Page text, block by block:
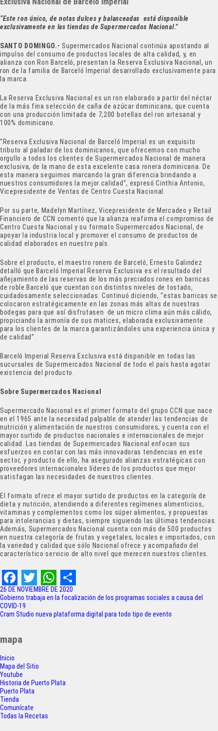
“Este ron único, de notas dulces y balanceadas está disponible
exclusivamente en las tiendas de Supermercados Nacional.”
SANTO DOMINGO.- Supermercados Nacional continúa apostando al
impulso del consumo de productos locales de alta calidad, y, en
alianza con Ron Barceló, presentan la Reserva Exclusiva Nacional, un
ron de la familia de Barceló Imperial desarrollado exclusivamente para
la marca.
La Reserva Exclusiva Nacional es un ron elaborado a partir del néctar
de la más fina selección de caña de azúcar dominicana, que cuenta
con una producción limitada de 7,200 botellas del ron artesanal y
100% dominicano.
“Reserva Exclusiva Nacional de Barceló Imperial es un exquisito
tributo al paladar de los dominicanos, que ofrecemos con mucho
orgullo a todos los clientes de Supermercados Nacional de manera
exclusiva, de la mano de esta excelente casa ronera dominicana. De
esta manera seguimos marcando la gran diferencia brindando a
nuestros consumidores la mejor calidad”, expresó Cinthia Antonio,
Vicepresidente de Ventas de Centro Cuesta Nacional.
Por su parte, Madelyn Martínez, Vicepresidente de Mercadeo y Retail
Financiero de CCN comentó que la alianza reafirma el compromiso de
Centro Cuesta Nacional y su formato Supermercados Nacional, de
apoyar la industria local y promover el consumo de productos de
calidad elaborados en nuestro país.
Sobre el producto, el maestro ronero de Barceló, Ernesto Galindez
detalló que Barceló Imperial Reserva Exclusiva es el resultado del
añejamiento de las reservas de los más preciados rones en barricas
de roble Barceló que cuentan con distintos niveles de tostado,
cuidadosamente seleccionadas. Continuó diciendo, “estas barricas se
colocaron estratégicamente en las zonas más altas de nuestras
bodegas para que así disfrutasen de un micro clima aún más cálido,
propiciando la armonía de sus matices, elaborada exclusivamente
para los clientes de la marca garantizándoles una experiencia única y
de calidad”.
Barceló Imperial Reserva Exclusiva está disponible en todas las
sucursales de Supermercados Nacional de todo el país hasta agotar
existencia del producto.
Sobre Supermercados Nacional
Supermercado Nacional es el primer formato del grupo CCN que nace
en el 1965 ante la necesidad palpable de atender las tendencias de
nutrición y alimentación de nuestros consumidores, y cuenta con el
mayor surtido de productos nacionales e internacionales de mejor
calidad. Las tiendas de Supermercados Nacional enfocan sus
esfuerzos en contar con las más innovadoras tendencias en este
sector, y producto de ello, ha asegurado alianzas estratégicas con
proveedores internacionales líderes de los productos que mejor
satisfagan las necesidades de nuestros clientes.
El formato ofrece el mayor surtido de productos en la categoría de
dieta y nutrición, atendiendo a diferentes regímenes alimenticios,
vitaminas y complementos como los súper alimentos, y propuestas
para intolerancias y dietas, siempre siguiendo las últimas tendencias.
Además, Supermercados Nacional cuenta con más de 500 productos
en nuestra categoría de frutas y vegetales, locales e importados, con
la variedad y calidad que sólo Nacional ofrece y acompañado del
característico servicio de alto nivel que merecen nuestros clientes.
F
a
e
b
o
o
k
T
w
t
e
r
W
h
p
S
h
26 DE NOVIEMBRE DE 2020
Navegación
de
Gobierno trabaja en la focalización de los programas sociales a causa del
COVID-19
Cram Studio nueva plataforma digital para todo tipo de evento
mapa
Inicio
Mapa del Sitio
Youtube
Historia de Puerto Plata
Puerto Plata
Tienda
Comunícate
Todas la Recetas